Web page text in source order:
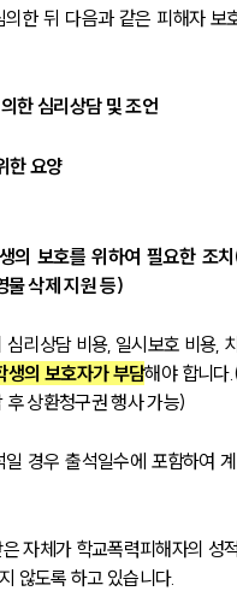
한 뒤 다음과 같은 피해자 보
한 심리상담 및 조언
한 요양
의 보호를 위하여 필요한 조
물 삭제 지원 등)
심리상담 비용, 일시보호 비용,
생의 보호자가 부담해야 합니다
후 상환청구권 행사 가능)
경우 출석일수에 포함하여
자체가 학교폭력피해자의 성
않도록 하고 있습니다.